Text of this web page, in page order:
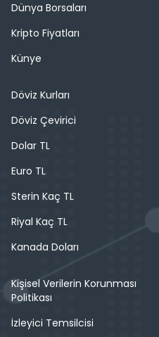
Dünya Borsaları
Kripto Fiyatları
Künye
Döviz Kurları
Döviz Çevirici
Dolar TL
Euro TL
Sterin Kaç TL
Riyal Kaç TL
Kanada Doları
Kişisel Verilerin Korunması
Politikası
İzleyici Temsilcisi